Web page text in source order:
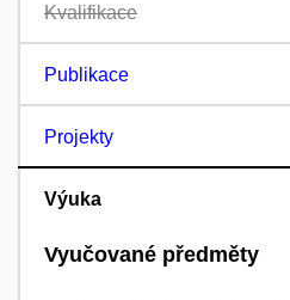
Kvalifikace
Publikace
Projekty
Výuka
Vyučované předměty